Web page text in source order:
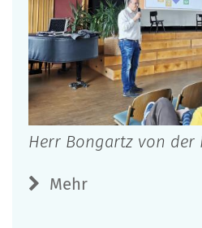
Herr Bongartz von der
Mehr